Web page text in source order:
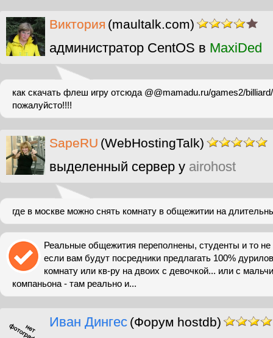
Виктория (maultalk.com)
администратор CentOS в MaxiDed
как скачать флеш игру отсюда @@mamadu.ru/games2/
пожалуйсто!!!!
SapeRU (WebHostingTalk)
выделенный сервер у airohost
где в москве можно снять комнату в общежитии на
Реальные общежития переполнены, студенты и то не
если вам будут посредники предлагать 100%
комнату или кв-ру на двоих с девочкой... или с
компаньона - там реально и...
Иван Дингес (Форум hostdb)